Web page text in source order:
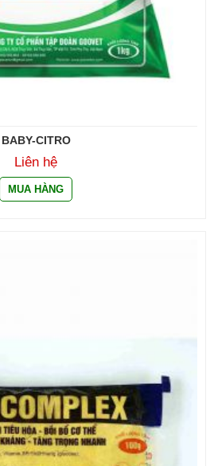
BABY-CITRO
Liên hệ